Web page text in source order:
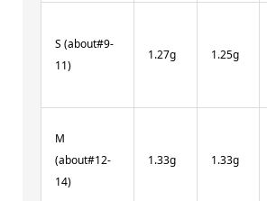
S (about#9-
11)
1.27g 1.25g
M
(about#12-
14)
1.33g 1.33g